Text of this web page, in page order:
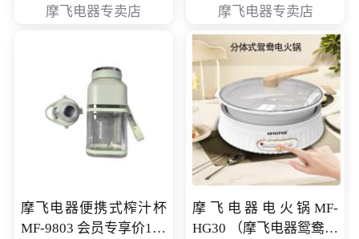
摩飞电器专卖店 摩飞电器专卖店
摩飞电器便携式榨汁杯
MF-9803 会员专享价138
摩飞电器电火锅MF-
HG30 （摩飞电器鸳鸯锅